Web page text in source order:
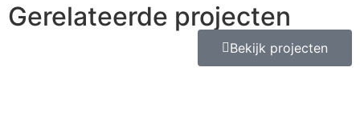
Gerelateerde projecten
Bekijk projecten